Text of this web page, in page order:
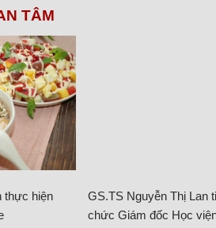
TÂM
thực hiện
GS.TS Nguyễn Thị Lan
chức Giám đốc Học